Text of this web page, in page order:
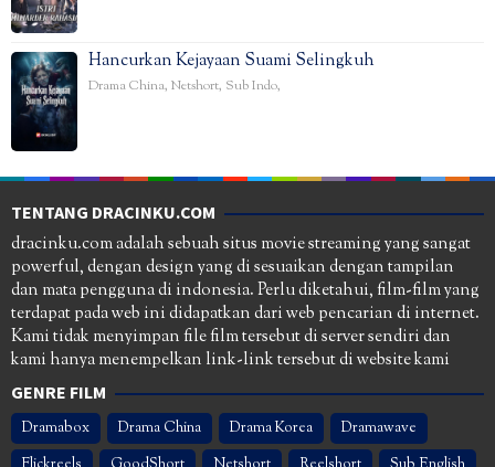
Hancurkan Kejayaan Suami Selingkuh
Drama China, Netshort, Sub Indo,
TENTANG DRACINKU.COM
dracinku.com adalah sebuah situs movie streaming yang sangat
powerful, dengan design yang di sesuaikan dengan tampilan
dan mata pengguna di indonesia. Perlu diketahui, film-film yang
terdapat pada web ini didapatkan dari web pencarian di internet.
Kami tidak menyimpan file film tersebut di server sendiri dan
kami hanya menempelkan link-link tersebut di website kami
GENRE FILM
Dramabox Drama China Drama Korea
Dramawave